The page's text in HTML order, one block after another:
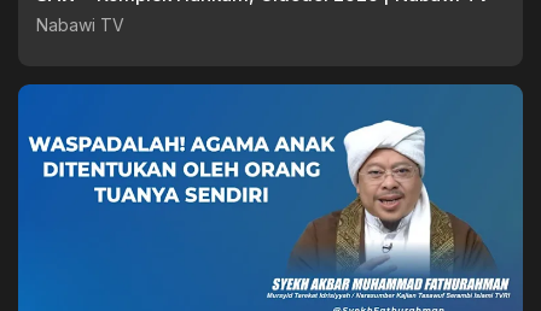
Nabawi TV